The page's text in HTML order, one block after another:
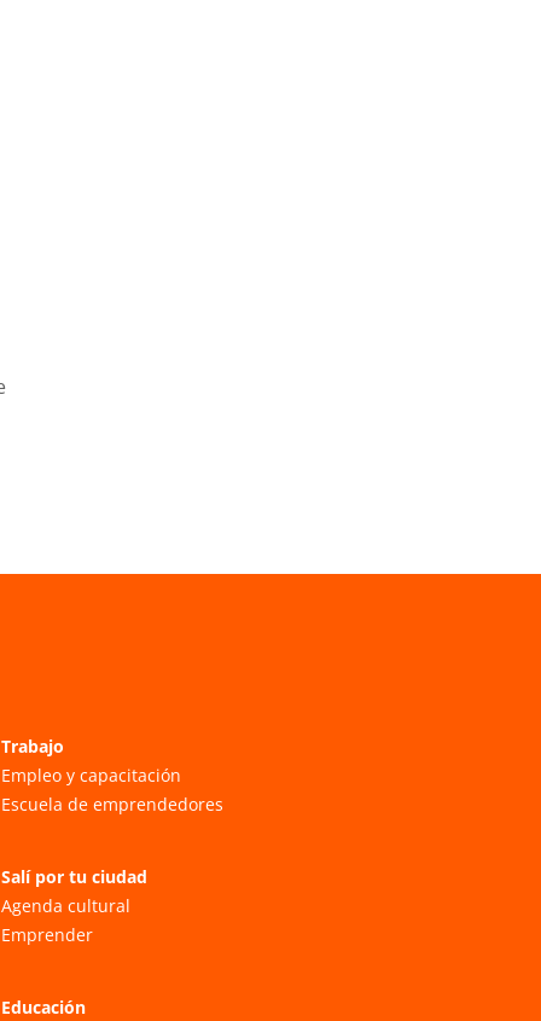
Trabajo
Empleo y capacitación
Escuela de emprendedores
Salí por tu ciudad
Agenda cultural
Emprender
Educación